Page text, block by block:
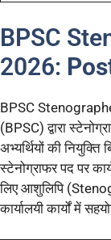
BPSC
2026:
BPSC
(BPSC) द्वारा
अभ्यर्थियों की नियुक्ति
स्टेनोग्राफर पद पर
लिए आशुलिपि
कार्यालयी कार्यों में